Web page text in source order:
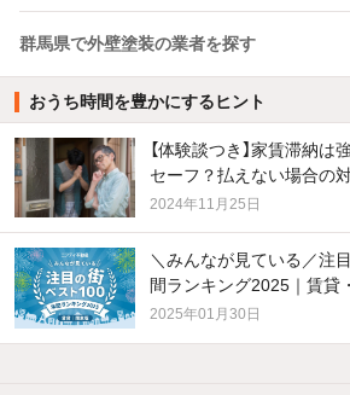
群馬県で外壁塗装の業者を探す
おうち時間を豊かにするヒント
【体験談つき】家賃滞納
セーフ？払えない場合の
2024年11月25日
＼みんなが見ている／注
間ランキング2025｜賃貸
2025年01月30日